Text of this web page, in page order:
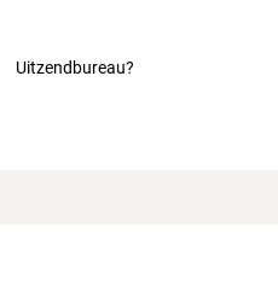
Uitzendbureau?